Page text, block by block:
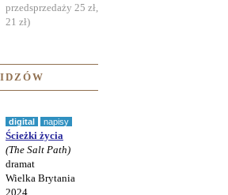
przedsprzedaży 25 zł,
21 zł)
digital napisy
Ścieżki życia
(The Salt Path)
dramat
Wielka Brytania
2024